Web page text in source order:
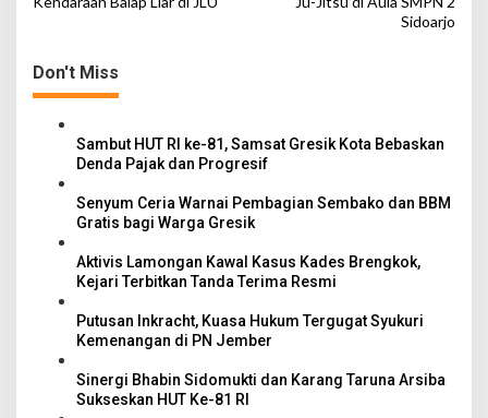
s
n
a
Sidoarjo
Don't Miss
Sambut HUT RI ke-81, Samsat Gresik Kota Bebaskan
Denda Pajak dan Progresif
Senyum Ceria Warnai Pembagian Sembako dan BBM
Gratis bagi Warga Gresik
Aktivis Lamongan Kawal Kasus Kades Brengkok,
Kejari Terbitkan Tanda Terima Resmi
Putusan Inkracht, Kuasa Hukum Tergugat Syukuri
Kemenangan di PN Jember
Sinergi Bhabin Sidomukti dan Karang Taruna Arsiba
Sukseskan HUT Ke-81 RI